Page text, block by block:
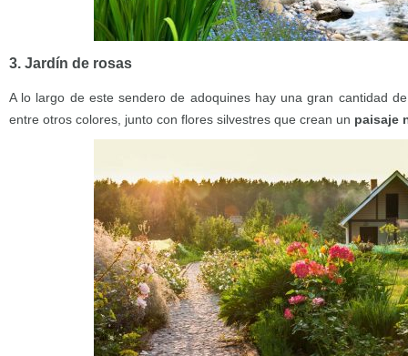
3. Jardín de rosas
A lo largo de este sendero de adoquines hay una gran cantidad
entre otros colores, junto con flores silvestres que crean un paisaje